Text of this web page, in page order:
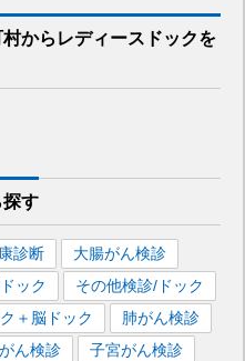
から レディースドックを
す
診断
大腸がん検診
ック
その他検診/ドック
＋脳ドック
肺がん検診
ん検診
子宮がん検診